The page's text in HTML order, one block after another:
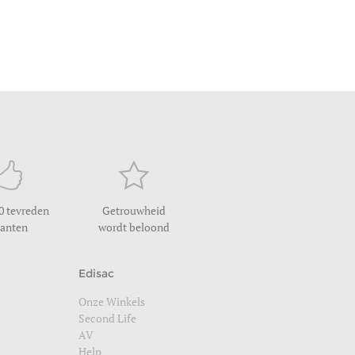
tevreden
Getrouwheid
wordt beloond
Edisac
Onze Winkels
Second Life
AV
Help